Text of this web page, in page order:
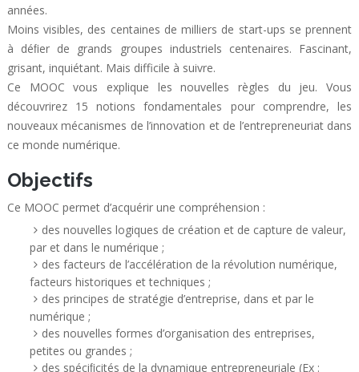
années.
Moins visibles, des centaines de milliers de start-ups se prennent
à déﬁer de grands groupes industriels centenaires. Fascinant,
grisant, inquiétant. Mais difficile à suivre.
Ce MOOC vous explique les nouvelles règles du jeu. Vous
découvrirez 15 notions fondamentales pour comprendre, les
nouveaux mécanismes de l’innovation et de l’entrepreneuriat dans
ce monde numérique.
Objectifs
Ce MOOC permet d’acquérir une compréhension :
des nouvelles logiques de création et de capture de valeur,
par et dans le numérique ;
des facteurs de l’accélération de la révolution numérique,
facteurs historiques et techniques ;
des principes de stratégie d’entreprise, dans et par le
numérique ;
des nouvelles formes d’organisation des entreprises,
petites ou grandes ;
des spéciﬁcités de la dynamique entrepreneuriale (Ex :